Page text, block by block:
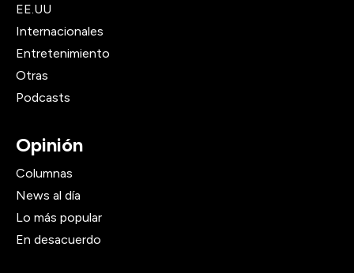
EE.UU
Internacionales
Entretenimiento
Otras
Podcasts
Opinión
Columnas
News al día
Lo más popular
En desacuerdo